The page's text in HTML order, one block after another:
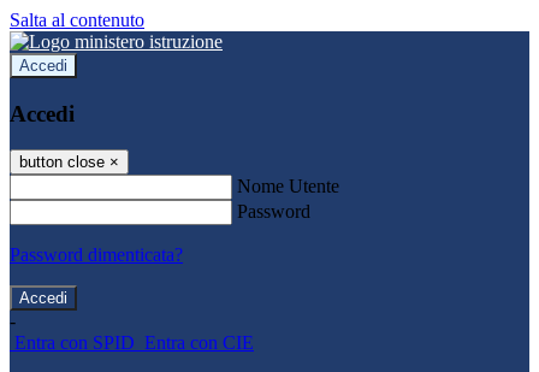
Salta al contenuto
Accedi
Accedi
button close ×
Nome Utente
Password
Password dimenticata?
-
Entra con SPID Entra con CIE